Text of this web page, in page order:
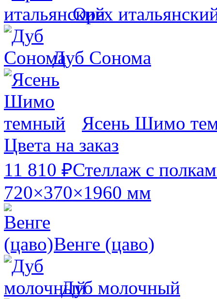
Орех
Дуб Сонома
Ясень Шимо
Цвета на заказ
11 810 ₽Стеллаж с
720×370×1960 мм
Венге (цаво)
Дуб молочный